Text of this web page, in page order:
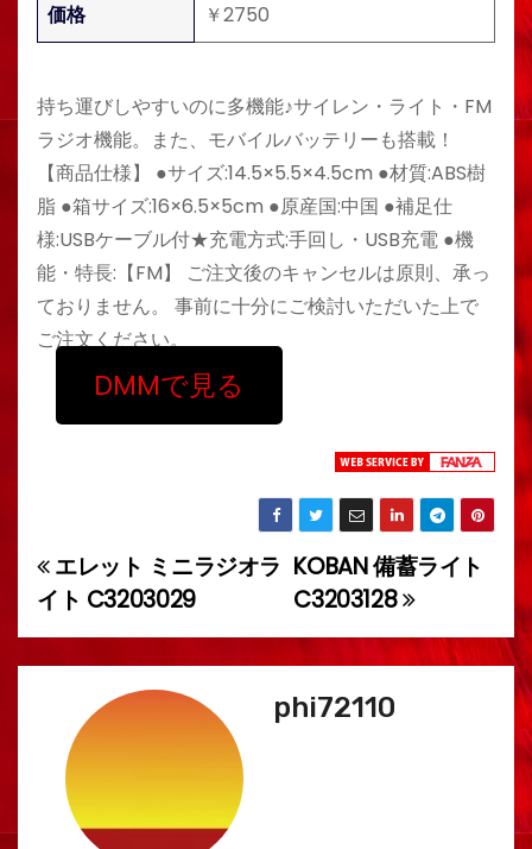
価格
￥2750
持ち運びしやすいのに多機能♪サイレン・ライト・FM
ラジオ機能。また、モバイルバッテリーも搭載！
【商品仕様】 ●サイズ:14.5×5.5×4.5cm ●材質:ABS樹
脂 ●箱サイズ:16×6.5×5cm ●原産国:中国 ●補足仕
様:USBケーブル付★充電方式:手回し・USB充電 ●機
能・特長:【FM】 ご注文後のキャンセルは原則、承っ
ておりません。 事前に十分にご検討いただいた上で
ご注文ください。
DMMで見る
投
稿
ナ
ゲ
ー
KOBAN 備蓄ライト
C3203128
エレット ミニラジオラ
イト C3203029
phi72110